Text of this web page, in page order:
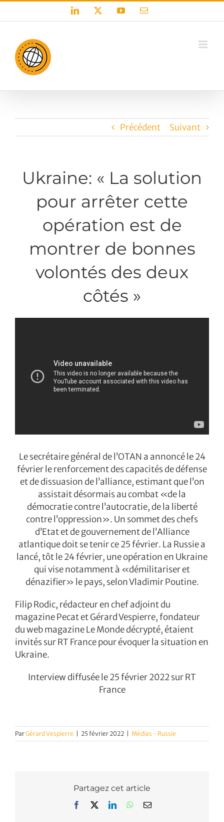
LinkedIn YouTubeEmail
Précédent Suivant
Ukraine: « La solution
pour arrêter cette
opération est de
montrer de bonnes
volontés des deux
côtés »
Le secrétaire général de l’OTAN a annoncé le 24
février le renforcement des capacités de défense
et de dissuasion de l’alliance, estimant que l’on
assistait désormais au combat «de la
démocratie contre l’autocratie, de la liberté
contre l’oppression». Un sommet des chefs
d’Etat et de gouvernement de l’Alliance
atlantique doit se tenir ce 25 février. La Russie a
lancé, tôt le 24 février, une opération en Ukraine
qui vise notamment à «démilitariser et
dénazifier» le pays, selon Vladimir Poutine.
Filip Rodic, rédacteur en chef adjoint du
magazine Pecat et Gérard Vespierre, fondateur
du web magazine Le Monde décrypté, étaient
invités sur RT France pour évoquer la situation en
Ukraine.
Interview diffusée le 25 février 2022 sur RT
France
ParGérard Vespierre 25 février 2022 Médias - Russie
Partagez cet article
Facebook LinkedInWhatsApp
Email